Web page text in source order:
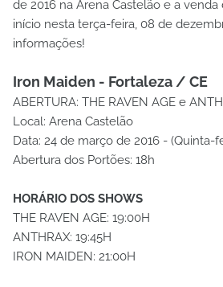
de 2016 na Arena Castelão e a
início nesta terça-feira, 08 de
informações!
Iron Maiden - Fortaleza / CE
ABERTURA: THE RAVEN AGE e
Local: Arena Castelão
Data: 24 de março de 2016 - (Quinta-
Abertura dos Portões: 18h
HORÁRIO DOS SHOWS
THE RAVEN AGE: 19:00H
ANTHRAX: 19:45H
IRON MAIDEN: 21:00H